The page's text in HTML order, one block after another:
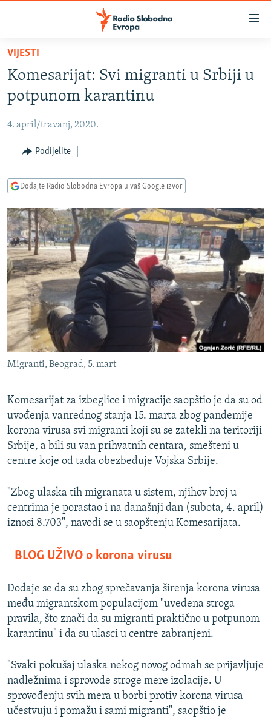
Pređite
glavni
sadržaj
Pređite
na
navigaciju
Pređite
na
BOSNA I HERCEGOVINA
SRBIJA
KOSOVO
CRNA GORA
VIDEO
FOTOGALERIJE
INFOGRAFIKE
PODCASTI
RAT U UKRAJINI
KINA NA BALKANU
RSE PRIČE IZ SVIJETA
ISPRIČAJ MI
DNEVNO@RSE
SPECIJALI RSE
VIŠE OD NASLOVA
GENOCID U SREBRENICI
POPLAVE I KLIZIŠTA U BIH 2024.
TV LIBERTY
POST SCRIPTUM
MOJA EVROPA
SVE KARTE DEJTONA
NASTANAK I RASPAD JUGOSLAVIJE
PRATITE NAS
Sve RFE/RL stranice
VIJESTI
Komesarijat: Svi migranti u Srbiji u
potpunom karantinu
4. april/travanj, 2020.
Podijelite
Dodajte Radio Slobodna Evropa u vaš Google izvor
Migranti, Beograd, 5. mart
Komesarijat za izbeglice i migracije saopštio je da su od
uvođenja vanrednog stanja 15. marta zbog pandemije
korona virusa svi migranti koji su se zatekli na teritoriji
Srbije, a bili su van prihvatnih centara, smešteni u
centre koje od tada obezbeđuje Vojska Srbije.
"Zbog ulaska tih migranata u sistem, njihov broj u
centrima je porastao i na današnji dan (subota, 4. april)
iznosi 8.703", navodi se u saopštenju Komesarijata.
BLOG UŽIVO o korona virusu
Dodaje se da su zbog sprečavanja širenja korona virusa
među migrantskom populacijom "uvedena stroga
pravila, što znači da su migranti praktično u potpunom
karantinu" i da su ulasci u centre zabranjeni.
"Svaki pokušaj ulaska nekog novog odmah se prijavljuje
nadležnima i sprovode stroge mere izolacije. U
sprovođenju svih mera u borbi protiv korona virusa
učestvuju i pomažu i sami migranti", saopštio je